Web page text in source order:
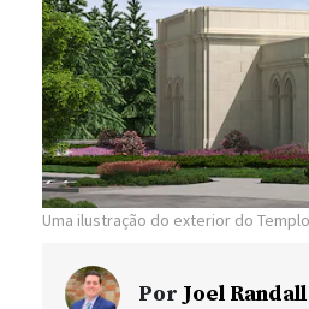
Uma ilustração do exterior do
Por Joel Randall